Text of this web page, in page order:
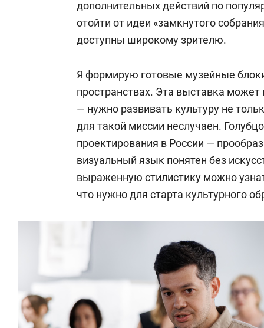
дополнительных действий по
отойти от идеи «замкнутого
доступны широкому зрителю.
Я формирую готовые музейные
пространствах. Эта выставка может
— нужно развивать культуру не
для такой миссии неслучаен.
проектирования в России —
визуальный язык понятен без
выраженную стилистику можно
что нужно для старта культурного